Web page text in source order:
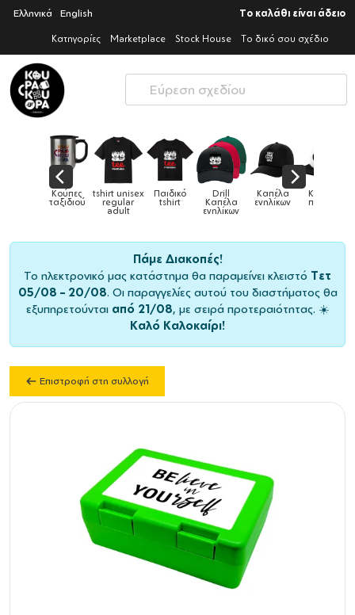
Ελληνικά English Το καλάθι είναι άδειο
Κατηγορίες Marketplace Stock House Το δικό σου σχέδιο
Drill
Καπέλα
Καπέλα
ενηλίκων
Καπέλα
παιδικά Κούπες Κούπες
ειδικές
Πάμε Διακοπές!
Το ηλεκτρονικό μας κατάστημα θα παραμείνει κλειστό Τετ
05/08 – 20/08. Οι παραγγελίες αυτού του διαστήματος θα
εξυπηρετούνται από 21/08, με σειρά προτεραιότητας. ☀️
Καλό Καλοκαίρι!
Επιστροφή στη συλλογή